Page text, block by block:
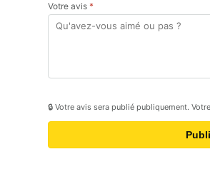
Votre avis *
🔒 Votre avis sera publié publiquement.